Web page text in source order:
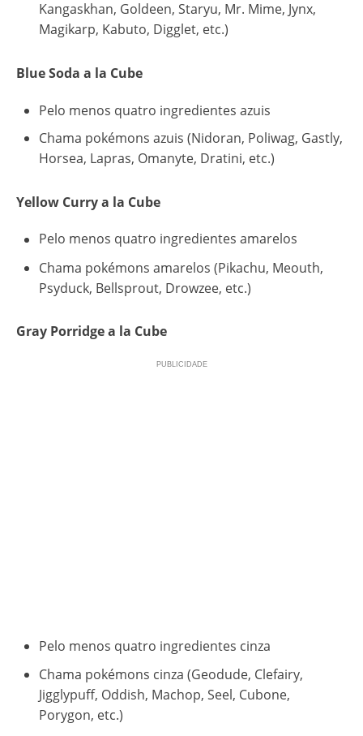
Kangaskhan, Goldeen, Staryu, Mr. Mime, Jynx,
Magikarp, Kabuto, Digglet, etc.)
Blue Soda a la Cube
Pelo menos quatro ingredientes azuis
Chama pokémons azuis (Nidoran, Poliwag, Gastly,
Horsea, Lapras, Omanyte, Dratini, etc.)
Yellow Curry a la Cube
Pelo menos quatro ingredientes amarelos
Chama pokémons amarelos (Pikachu, Meouth,
Psyduck, Bellsprout, Drowzee, etc.)
Gray Porridge a la Cube
Pelo menos quatro ingredientes cinza
Chama pokémons cinza (Geodude, Clefairy,
Jigglypuff, Oddish, Machop, Seel, Cubone,
Porygon, etc.)